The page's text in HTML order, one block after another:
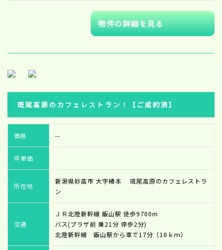
物件の詳細を見る
斑尾高原のカフェレストラン！【ご成約済】
価格 --
坪単価
所在地
新潟県妙高市 大字樽本 斑尾高原のカフェレストラ
ン
交通
ＪＲ北陸新幹線 飯山駅 徒歩9700m
バス(プラザ前 乗21分 停歩2分)
北陸新幹線 飯山駅から車で17分（10ｋｍ）